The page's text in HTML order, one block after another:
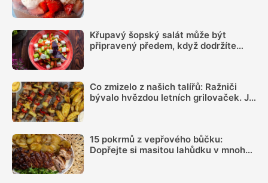
Křupavý šopský salát může být
připravený předem, když dodržíte
Co zmizelo z našich talířů: Ražniči
bývalo hvězdou letních grilovaček. Je
15 pokrmů z vepřového bůčku:
Dopřejte si masitou lahůdku v mnoha